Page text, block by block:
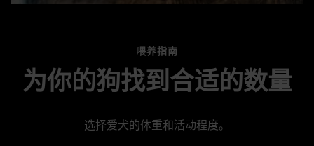
喂养指南
为你的狗找到合适的数量
选择爱犬的体重和活动程度。